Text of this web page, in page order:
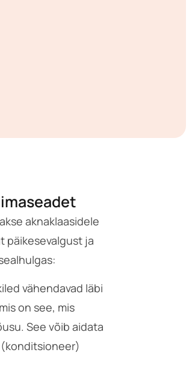
aknaklaasidele
päikesevalgust ja
vähendavad läbi
on see, mis
See võib aidata